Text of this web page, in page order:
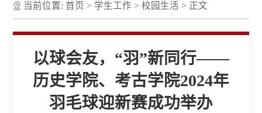
当前位置:首页 > 学生工作 >校园生活 > 正文
以球会友，“羽”新同行——
历史学院、考古学院2024年
羽毛球迎新赛成功举办